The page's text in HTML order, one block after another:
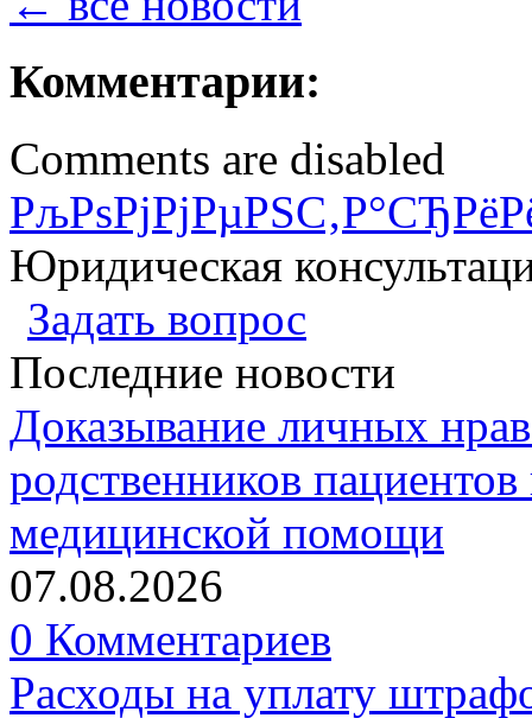
Комментарии:
Comments are disabled
Юридическая
Задать вопрос
Последние новости
Доказывание личных
родственников
медицинской помощи
07.08.2026
0 Комментариев
Расходы на уплату